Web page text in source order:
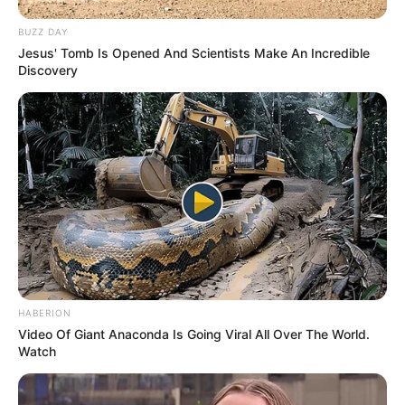
Tampil Lebih Modern, 7 Potret
Hasil Renovasi Rumah Berusia
90 Tahun
BUZZ DAY
Jesus' Tomb Is Opened And Scientists Make An Incredible
Discovery
HABERION
Video Of Giant Anaconda Is Going Viral All Over The World.
Watch